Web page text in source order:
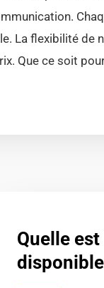
La flexibilité de
Que ce soit
Quelle